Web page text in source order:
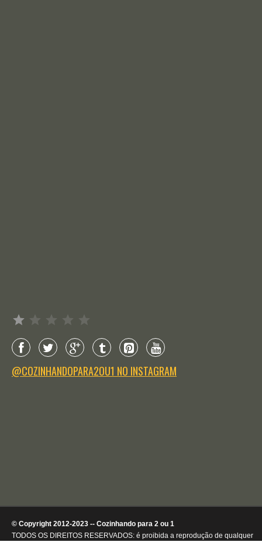
@COZINHANDOPARA2OU1 NO INSTAGRAM
© Copyright 2012-2023 -- Cozinhando para 2 ou 1
TODOS OS DIREITOS RESERVADOS: é proibida a reprodução de qualquer